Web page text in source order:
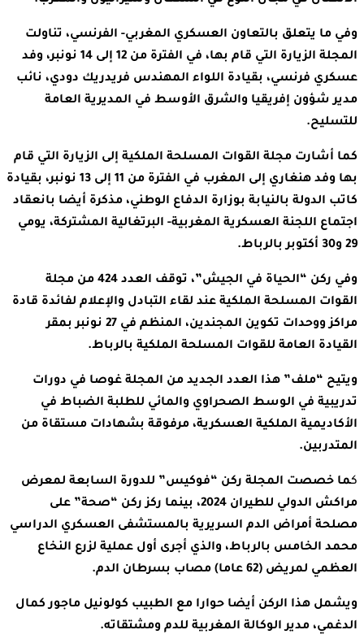
وفي ما يتعلق بالتعاون العسكري المغربي- الفرنسي، تناولت
المجلة الزيارة التي قام بها، في الفترة من 12 إلى 14 نونبر، وفد
عسكري فرنسي، بقيادة اللواء المهندس فريدريك دودي، نائب
مدير شؤون إفريقيا والشرق الأوسط في المديرية العامة
للتسليح.
كما أشارت مجلة القوات المسلحة الملكية إلى الزيارة التي قام
بها وفد هنغاري إلى المغرب في الفترة من 11 إلى 13 نونبر، بقيادة
كاتب الدولة بالنيابة بوزارة الدفاع الوطني، مذكرة أيضا بانعقاد
اجتماع اللجنة العسكرية المغربية- البرتغالية المشتركة، يومي
29 و30 أكتوبر بالرباط.
وفي ركن “الحياة في الجيش”، توقف العدد 424 من مجلة
القوات المسلحة الملكية عند لقاء التبادل والإعلام لفائدة قادة
مراكز ووحدات تكوين المجندين، المنظم في 27 نونبر بمقر
القيادة العامة للقوات المسلحة الملكية بالرباط.
ويتيح “ملف” هذا العدد الجديد من المجلة غوصا في دورات
تدريبية في الوسط الصحراوي والمائي للطلبة الضباط في
الأكاديمية الملكية العسكرية، مرفوقة بشهادات مستقاة من
المتدربين.
كما خصصت المجلة ركن “فوكيس” للدورة السابعة لمعرض
مراكش الدولي للطيران 2024، بينما ركز ركن “صحة” على
مصلحة أمراض الدم السريرية بالمستشفى العسكري الدراسي
محمد الخامس بالرباط، والذي أجرى أول عملية لزرع النخاع
العظمي لمريض (62 عاما) مصاب بسرطان الدم.
ويشمل هذا الركن أيضا حوارا مع الطبيب كولونيل ماجور كمال
الدغمي، مدير الوكالة المغربية للدم ومشتقاته.